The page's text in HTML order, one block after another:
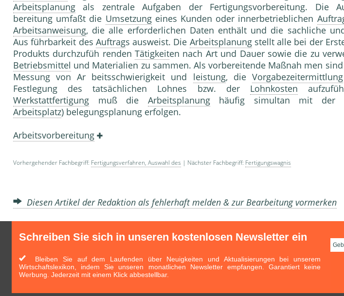
Arbeitsplanung als zentrale Aufgaben der Fertigungsvorbereitung. Die
bereitung umfaßt die Umsetzungeines Kunden oder innerbetrieblichen
Arbeitsanweisung, die alle erforderlichen Daten enthält und die sachliche
Aus führbarkeit des Auftrags ausweist. Die Arbeitsplanungstellt alle bei der
Produkts durchzufüh rendenTätigkeiten nach Art und Dauer sowie die zu
Betriebsmittel und Materialien zu sammen. Als vorbereitende Maßnah men
Messung von Ar beitsschwierigkeit und leistung, die Vorgabezeitermittlung
Festlegung des tatsächlichen Lohnes bzw. der Lohnkosten
Werkstattfertigung muß die Arbeitsplanunghäufig simultan mit der
Arbeitsplatz) belegungsplanung erfolgen.
Arbeitsvorbereitung
Vorhergehender Fachbegriff: Fertigungsverfahren, Auswahl des | Nächster Fachbegriff: Fertigungswagnis
Diesen Artikel der Redaktion als fehlerhaft melden & zur Bearbeitung vormerken
Schreiben Sie sich in unseren kostenlosen Newsletter ein
Bleiben Sie auf dem Laufenden über Neuigkeiten und Aktualisierungen bei unserem
Wirtschaftslexikon, indem Sie unseren monatlichen Newsletter empfangen. Garantiert keine
Werbung. Jederzeit mit einem Klick abbestellbar.